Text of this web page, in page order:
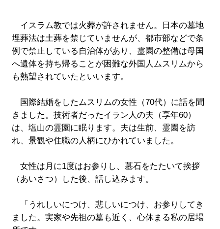
イスラム教では火葬が許されません。日本の墓地
埋葬法は土葬を禁じていませんが、都市部などで条
例で禁止している自治体があり、霊園の整備は母国
へ遺体を持ち帰ることが困難な外国人ムスリムから
も熱望されていたといいます。
国際結婚をしたムスリムの女性（70代）に話を聞
きました。技術者だったイラン人の夫（享年60）
は、塩山の霊園に眠ります。夫は生前、霊園を訪
れ、景観や住職の人柄にひかれていました。
女性は月に1度はお参りし、墓石をたたいて挨拶
（あいさつ）した後、話し込みます。
「うれしいにつけ、悲しいにつけ、お参りしてき
ました。実家や先祖の墓も近く、心休まる私の居場